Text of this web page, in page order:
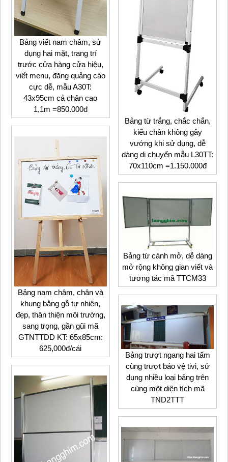
Bảng viết nam châm, sử
dụng hai mặt, trang trí
trước cửa hàng cửa hiệu,
viết menu, đăng quảng cáo
cực dễ, mẫu A30T:
43x95cm cả chân cao
1,1m =850.000đ
Bảng nam châm, chân và
khung bằng gỗ tự nhiên,
đẹp, thân thiện môi trường,
sang trọng, gần gũi mã
GTNTTDD KT: 65x85cm:
625,000đ/cái
Bảng từ trắng, chắc chắn,
kiểu chân không gây
vướng khi sử dụng, dễ
dàng di chuyển mẫu L30TT:
70x110cm =1.150.000đ
Bảng từ cánh mở, dễ dàng
mở rộng không gian viết và
tương tác mã TTCM33
Bảng trượt ngang hai tấm
cùng trượt bảo vệ tivi, sử
dụng nhiều loại bảng trên
cùng một diện tích mã
TND2TTT